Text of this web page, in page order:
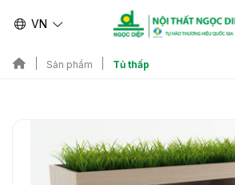
VN
Sản phẩm Tủ thấp